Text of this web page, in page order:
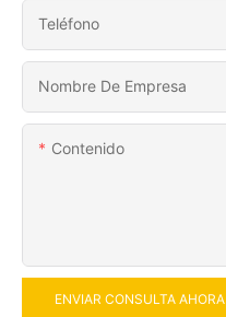
Teléfono
Nombre De Empresa
Contenido
ENVIAR CONSULTA AHORA